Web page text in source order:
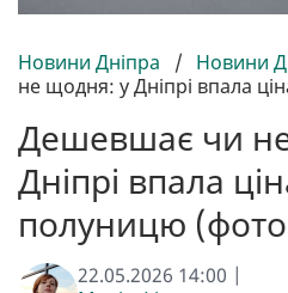
Новини Дніпра / Новини
не щодня: у Дніпрі впала
Дешевшає чи
Дніпрі впала
полуницю
22.05.2026 14:00 |